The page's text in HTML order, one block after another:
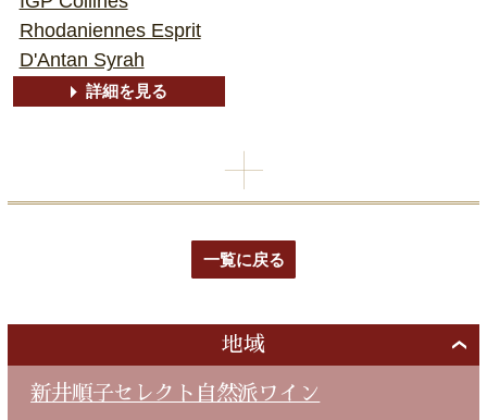
Rhodaniennes Esprit
D'Antan Syrah
詳細を見る
一覧に戻る
地域
新井順子セレクト自然派ワイン